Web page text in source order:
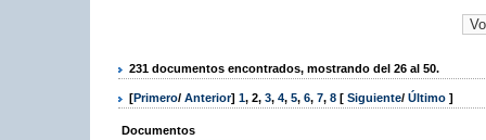
231 documentos encontrados, mostrando del 26 al 50.
[Primero/ Anterior] 1, 2, 3, 4, 5, 6, 7, 8 [ Siguiente/ Último ]
Documentos